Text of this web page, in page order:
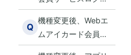
ン時の認証コード
（SMS・メール）が
届かない
Q
機種変更後、Webエ
ムアイカード会員マ
イページにログイン